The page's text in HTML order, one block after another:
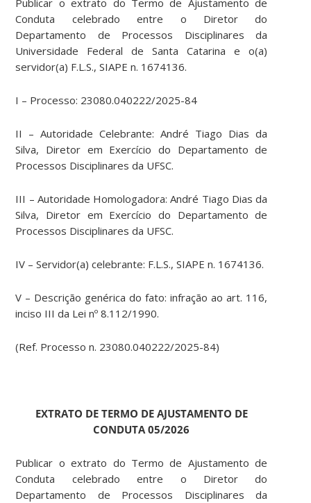
Publicar o extrato do Termo de Ajustamento de
Conduta celebrado entre o Diretor do
Departamento de Processos Disciplinares da
Universidade Federal de Santa Catarina e o(a)
servidor(a) F.L.S., SIAPE n. 1674136.
I – Processo: 23080.040222/2025-84
II – Autoridade Celebrante: André Tiago Dias da
Silva, Diretor em Exercício do Departamento de
Processos Disciplinares da UFSC.
III – Autoridade Homologadora: André Tiago Dias da
Silva, Diretor em Exercício do Departamento de
Processos Disciplinares da UFSC.
IV – Servidor(a) celebrante: F.L.S., SIAPE n. 1674136.
V – Descrição genérica do fato: infração ao art. 116,
inciso III da Lei nº 8.112/1990.
(Ref. Processo n. 23080.040222/2025-84)
EXTRATO DE TERMO DE AJUSTAMENTO DE
CONDUTA 05/2026
Publicar o extrato do Termo de Ajustamento de
Conduta celebrado entre o Diretor do
Departamento de Processos Disciplinares da